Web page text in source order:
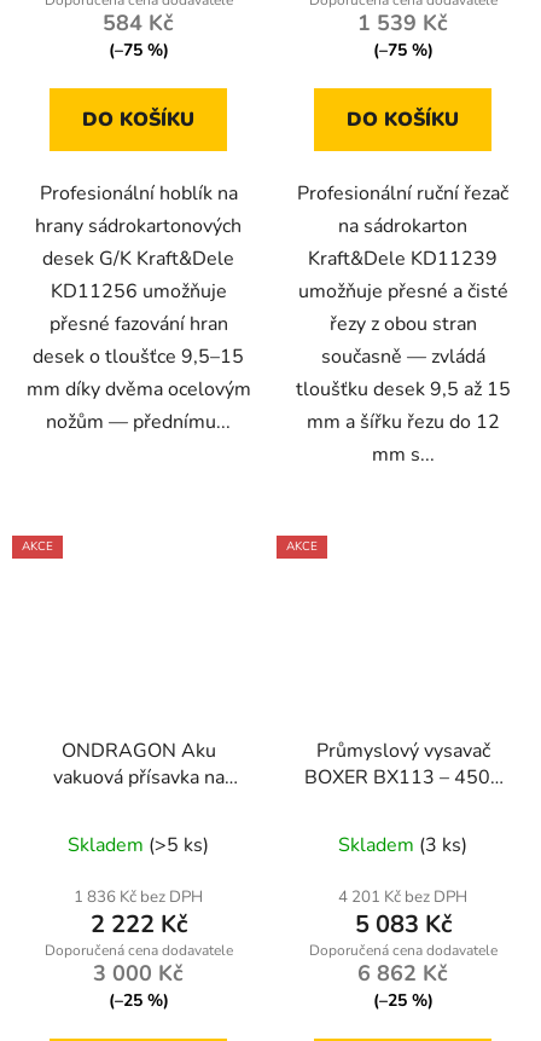
584 Kč
(–75 %)
DO KOŠÍKU
Profesionální hoblík na
hrany sádrokartonových
desek G/K Kraft&Dele
KD11256 umožňuje
přesné fazování hran
desek o tloušťce 9,5–15
mm díky dvěma ocelovým
nožům — přednímu...
1 539 Kč
(–75 %)
DO KOŠÍKU
Profesionální ruční řezač
na sádrokarton
Kraft&Dele KD11239
umožňuje přesné a čisté
řezy z obou stran
současně — zvládá
tloušťku desek 9,5 až 15
mm a šířku řezu do 12
mm s...
AKCE
ONDRAGON Aku
vakuová přísavka na
Skladem (>5 ks)
1 836 Kč bez DPH
2 222 Kč
3 000 Kč
(–25 %)
AKCE
Průmyslový vysavač
BOXER BX113 – 4500
automatický oklep,
zásuvka pro nářadí
2000 W
Skladem (3 ks)
4 201 Kč bez DPH
5 083 Kč
6 862 Kč
(–25 %)